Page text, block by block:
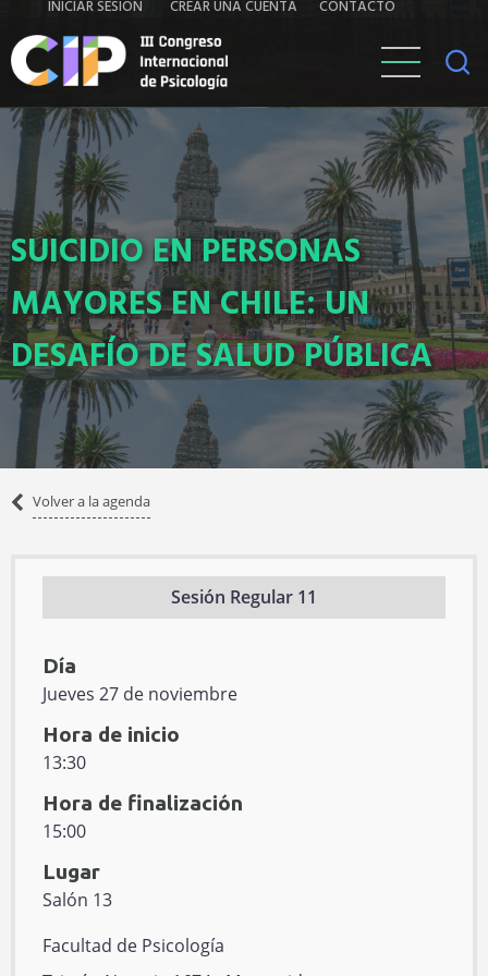
al
contenido
principal
Contacto
CONTACTO
Iniciar
sesión
INICIAR SESIÓN CREAR UNA CUENTA
SUICIDIO EN PERSONAS
MAYORES EN CHILE: UN
DESAFÍO DE SALUD PÚBLICA
Volver
Volver a la agenda
Sesión Regular 11
Día
Jueves 27 de noviembre
Hora de inicio
13:30
Hora de finalización
15:00
Lugar
Salón 13
E
Facultad de Psicología